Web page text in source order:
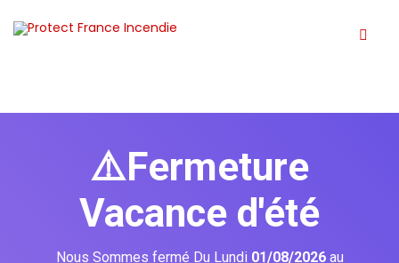
⚠️Fermeture
Vacance d'été
Nous Sommes fermé Du Lundi 01/08/2026 au